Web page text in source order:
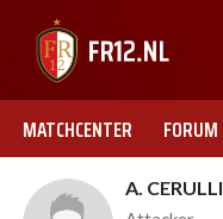
MATCHCENTER FORUM
A. CERULLI